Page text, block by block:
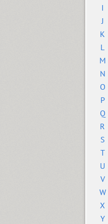
I
J
K
L
M
N
O
P
Q
R
S
T
U
V
W
X
Y